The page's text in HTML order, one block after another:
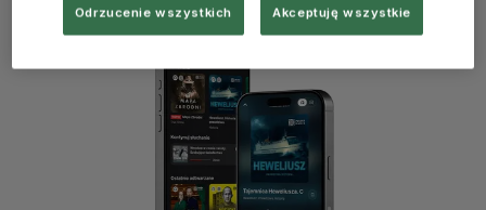
Odrzucenie wszystkich Akceptuję wszystkie